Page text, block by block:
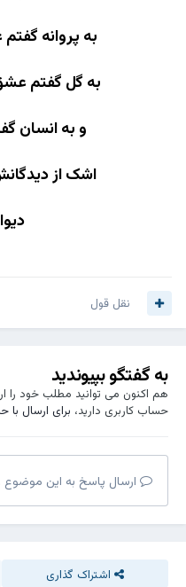
به پروانه
به گل گفتم
و به انسان
اشک از
نقل قول
به گفتگو بپیوندید
هم اکنون می توانید مطلب خود را
حساب کاربری دارید، برای ارسال با
ارسال پاسخ به این موضوع
اشتراک گذاری